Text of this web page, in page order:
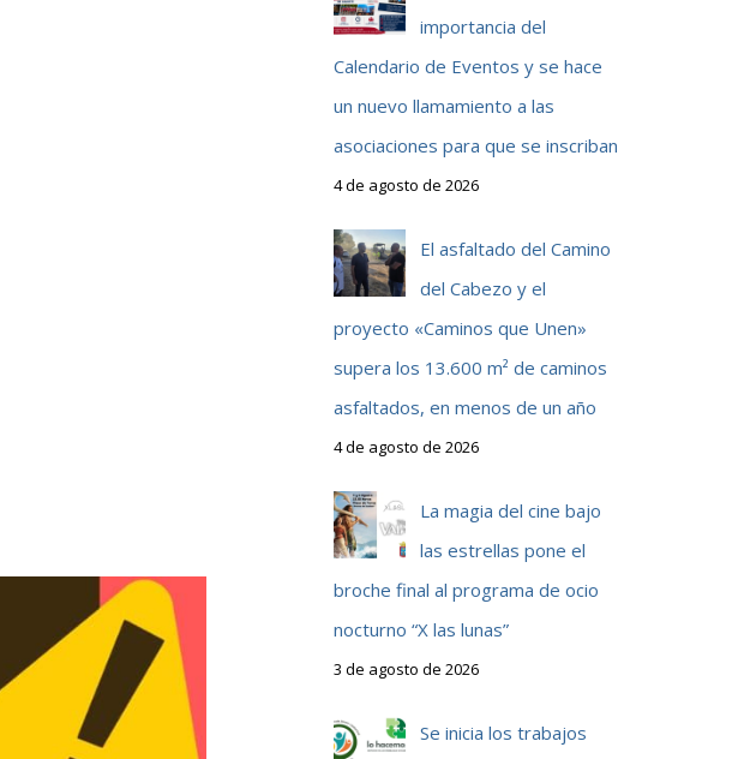
importancia del
Calendario de Eventos y se hace
un nuevo llamamiento a las
asociaciones para que se inscriban
4 de agosto de 2026
El asfaltado del Camino
del Cabezo y el
proyecto «Caminos que Unen»
supera los 13.600 m² de caminos
asfaltados, en menos de un año
4 de agosto de 2026
La magia del cine bajo
las estrellas pone el
broche final al programa de ocio
nocturno “X las lunas”
3 de agosto de 2026
Se inicia los trabajos